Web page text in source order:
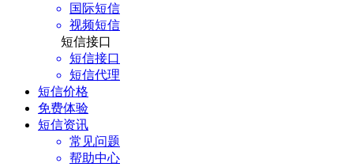
国际短信
视频短信
短信接口
短信接口
短信代理
短信价格
免费体验
短信资讯
常见问题
帮助中心